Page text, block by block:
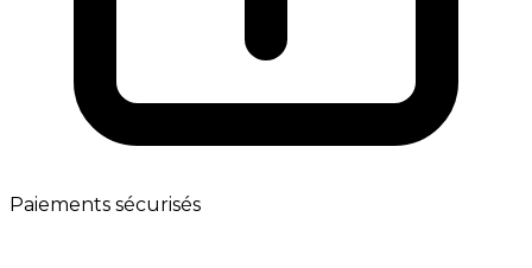
Paiements sécurisés